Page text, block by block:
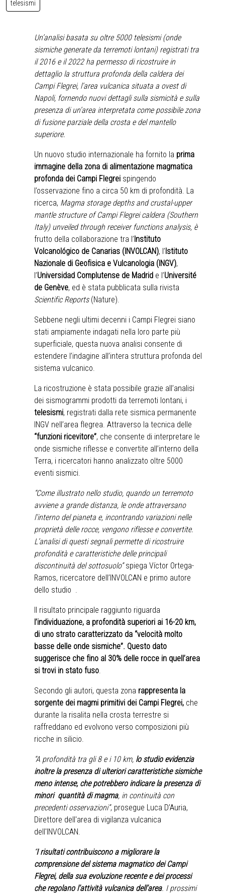
telesismi
Un’analisi basata su oltre 5000 telesismi (onde
sismiche generate da terremoti lontani) registrati tra
il 2016 e il 2022 ha permesso di ricostruire in
dettaglio la struttura profonda della caldera dei
Campi Flegrei, l’area vulcanica situata a ovest di
Napoli, fornendo nuovi dettagli sulla sismicità e sulla
presenza di un’area interpretata come possibile zona
di fusione parziale della crosta e del mantello
superiore.
Un nuovo studio internazionale ha fornito la prima
immagine della zona di alimentazione magmatica
profonda dei Campi Flegrei spingendo
l’osservazione fino a circa 50 km di profondità. La
ricerca, Magma storage depths and crustal-upper
mantle structure of Campi Flegrei caldera (Southern
Italy) unveiled through receiver functions analysis, è
frutto della collaborazione tra l’ Instituto
Volcanológico de Canarias (INVOLCAN), l’ Istituto
Nazionale di Geofisica e Vulcanologia (INGV),
l’Universidad Complutense de Madrid e l’Université
de Genève, ed è stata pubblicata sulla rivista
Scientific Reports(Nature).
Sebbene negli ultimi decenni i Campi Flegrei siano
stati ampiamente indagati nella loro parte più
superficiale, questa nuova analisi consente di
estendere l’indagine all’intera struttura profonda del
sistema vulcanico.
La ricostruzione è stata possibile grazie all’analisi
dei sismogrammi prodotti da terremoti lontani, i
telesismi, registrati dalla rete sismica permanente
INGV nell’area flegrea. Attraverso la tecnica delle
“funzioni ricevitore”, che consente di interpretare le
onde sismiche riflesse e convertite all’interno della
Terra, i ricercatori hanno analizzato oltre 5000
eventi sismici.
“Come illustrato nello studio, quando un terremoto
avviene a grande distanza, le onde attraversano
l’interno del pianeta e, incontrando variazioni nelle
proprietà delle rocce, vengono riflesse e convertite.
L’analisi di questi segnali permette di ricostruire
profondità e caratteristiche delle principali
discontinuità del sottosuolo”spiega Víctor Ortega-
Ramos, ricercatore dell’INVOLCAN e primo autore
dello studio .
Il risultato principale raggiunto riguarda
l’individuazione, a profondità superiori ai 16-20 km,
di uno strato caratterizzato da “velocità molto
basse delle onde sismiche”. Questo dato
suggerisce che fino al 30% delle rocce in quell’area
si trovi in stato fuso.
Secondo gli autori, questa zona rappresenta la
sorgente dei magmi primitivi dei Campi Flegrei, che
durante la risalita nella crosta terrestre si
raffreddano ed evolvono verso composizioni più
ricche in silicio.
“A profondità tra gli 8 e i 10 km, lo studio evidenzia
inoltre la presenza di ulteriori caratteristiche sismiche
meno intense, che potrebbero indicare la presenza di
minori quantità di magma, in continuità con
precedenti osservazioni”, prosegue Luca D’Auria,
Direttore dell'area di vigilanza vulcanica
dell'INVOLCAN.
“I risultati contribuiscono a migliorare la
comprensione del sistema magmatico dei Campi
Flegrei, della sua evoluzione recente e dei processi
che regolano l’attività vulcanica dell’area. I prossimi